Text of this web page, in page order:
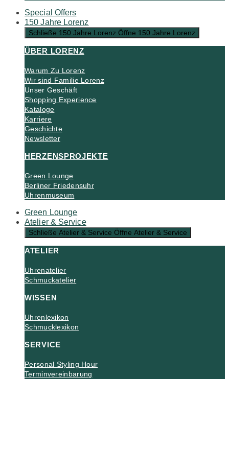
Special Offers
150 Jahre Lorenz
Schließe 150 Jahre Lorenz Öffne 150 Jahre Lorenz
ÜBER LORENZ
Warum Zu Lorenz
Wir sind Familie Lorenz
Unser Geschäft
Shopping Experience
Kataloge
Karriere
Geschichte
Newsletter
HERZENSPROJEKTE
Green Lounge
Berliner Friedensuhr
Uhrenmuseum
Green Lounge
Atelier & Service
Schließe Atelier & Service Öffne Atelier & Service
ATELIER
Uhrenatelier
Schmuckatelier
WISSEN
Uhrenlexikon
Schmucklexikon
SERVICE
Personal Styling Hour
Terminvereinbarung